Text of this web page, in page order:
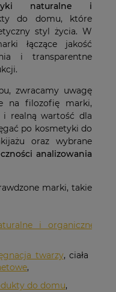
naturalne i
do domu, które
styl życia. W
łączące jakość
i transparentne
zwracamy uwagę
na filozofię marki,
i realną wartość dla
po kosmetyki do
oraz wybrane
analizowania
marki, takie
i organiczne
twarzy, ciała i
,
do domu,